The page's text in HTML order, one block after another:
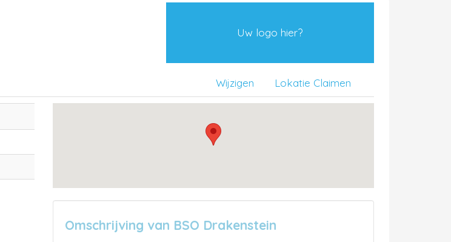
Uw logo hier?
Lokatie Claimen
Wijzigen
Omschrijving van BSO Drakenstein